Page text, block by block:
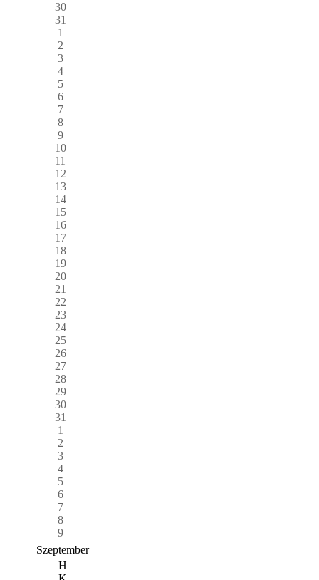
30
31
1
2
3
4
5
6
7
8
9
10
11
12
13
14
15
16
17
18
19
20
21
22
23
24
25
26
27
28
29
30
31
1
2
3
4
5
6
7
8
9
Szeptember
H